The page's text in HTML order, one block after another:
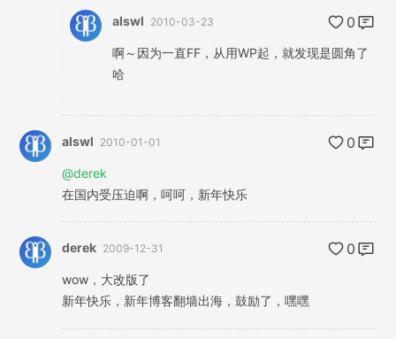
alswl 2010-03-23 0
啊～因为一直FF，从用WP起，就发现是圆角了
哈
alswl 2010-01-01 0
@derek
在国内受压迫啊，呵呵，新年快乐
derek 2009-12-31 0
wow，大改版了
新年快乐，新年博客翻墙出海，鼓励了，嘿嘿